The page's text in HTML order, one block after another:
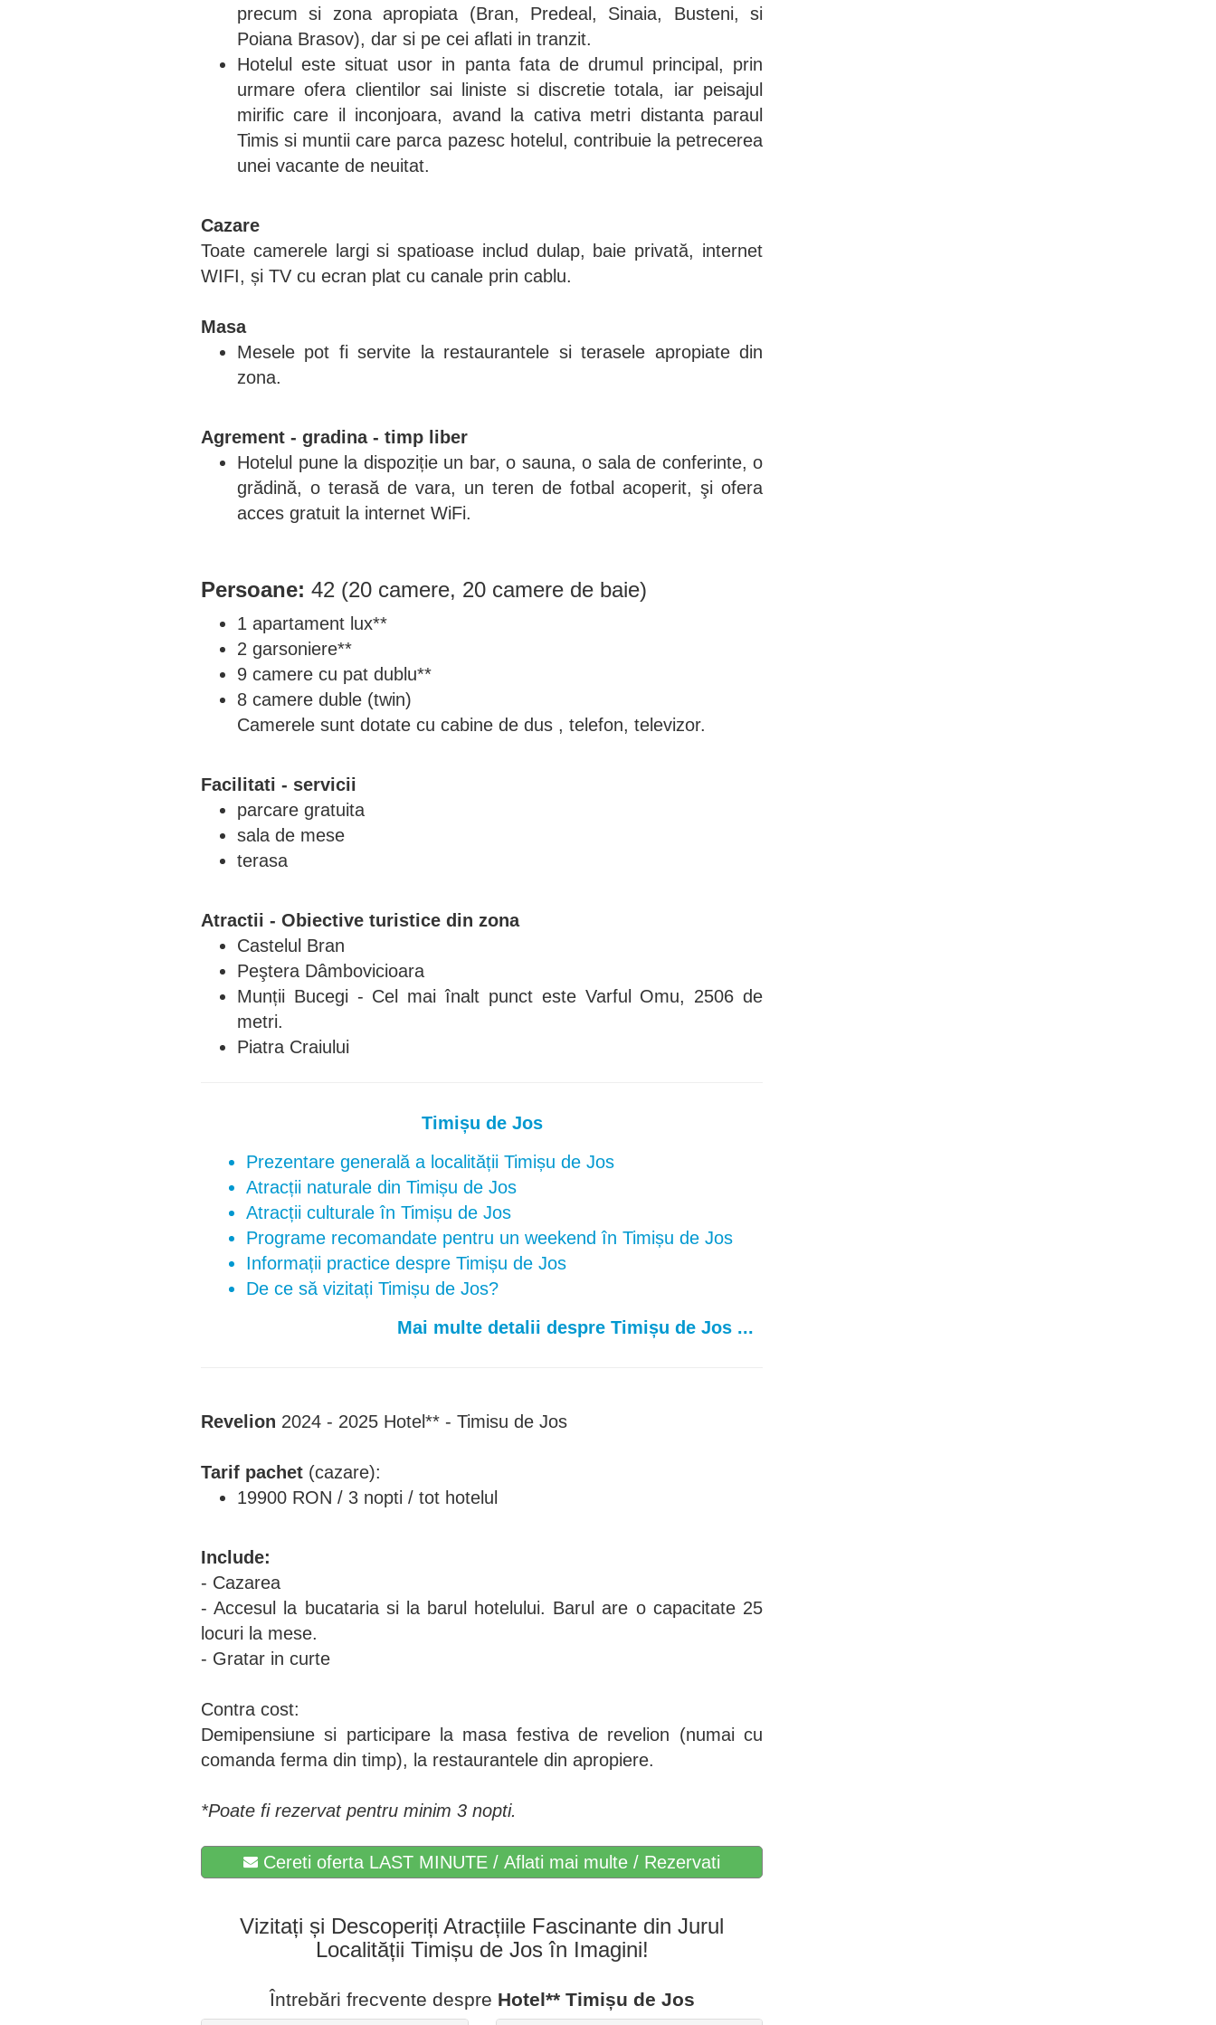
precum si zona apropiata (Bran, Predeal, Sinaia, Busteni, si
Poiana Brasov), dar si pe cei aflati in tranzit.
Hotelul este situat usor in panta fata de drumul principal, prin
urmare ofera clientilor sai liniste si discretie totala, iar peisajul
mirific care il inconjoara, avand la cativa metri distanta paraul
Timis si muntii care parca pazesc hotelul, contribuie la petrecerea
unei vacante de neuitat.
Cazare
Toate camerele largi si spatioase includ dulap, baie privată, internet
WIFI, și TV cu ecran plat cu canale prin cablu.
Masa
Mesele pot fi servite la restaurantele si terasele apropiate din
zona.
Agrement - gradina - timp liber
Hotelul pune la dispoziție un bar, o sauna, o sala de conferinte, o
grădină, o terasă de vara, un teren de fotbal acoperit, şi ofera
acces gratuit la internet WiFi.
Persoane: 42 (20 camere, 20 camere de baie)
1 apartament lux**
2 garsoniere**
9 camere cu pat dublu**
8 camere duble (twin)
Camerele sunt dotate cu cabine de dus , telefon, televizor.
Facilitati - servicii
parcare gratuita
sala de mese
terasa
Atractii - Obiective turistice din zona
Castelul Bran
Peştera Dâmbovicioara
Munții Bucegi - Cel mai înalt punct este Varful Omu, 2506 de
metri.
Piatra Craiului
Timișu de Jos
Prezentare generală a localității Timișu de Jos
Atracții naturale din Timișu de Jos
Atracții culturale în Timișu de Jos
Programe recomandate pentru un weekend în Timișu de Jos
Informații practice despre Timișu de Jos
De ce să vizitați Timișu de Jos?
Mai multe detalii despre Timișu de Jos ...
Revelion 2024 - 2025 Hotel** - Timisu de Jos
Tarif pachet (cazare):
19900 RON / 3 nopti / tot hotelul
Include:
- Cazarea
- Accesul la bucataria si la barul hotelului. Barul are o capacitate 25
locuri la mese.
- Gratar in curte
Contra cost:
Demipensiune si participare la masa festiva de revelion (numai cu
comanda ferma din timp), la restaurantele din apropiere.
*Poate fi rezervat pentru minim 3 nopti.
Cereti oferta LAST MINUTE / Aflati mai multe / Rezervati
Vizitați și Descoperiți Atracțiile Fascinante din Jurul
Localității Timișu de Jos în Imagini!
Întrebări frecvente despre Hotel** Timișu de Jos